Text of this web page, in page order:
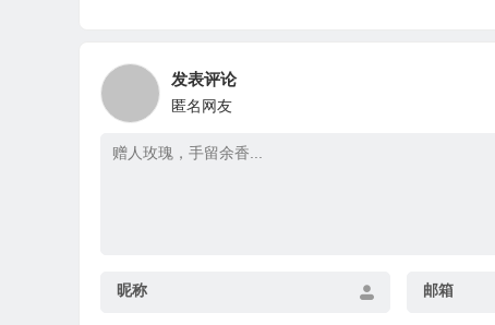
发表评论
匿名网友
昵称 邮箱